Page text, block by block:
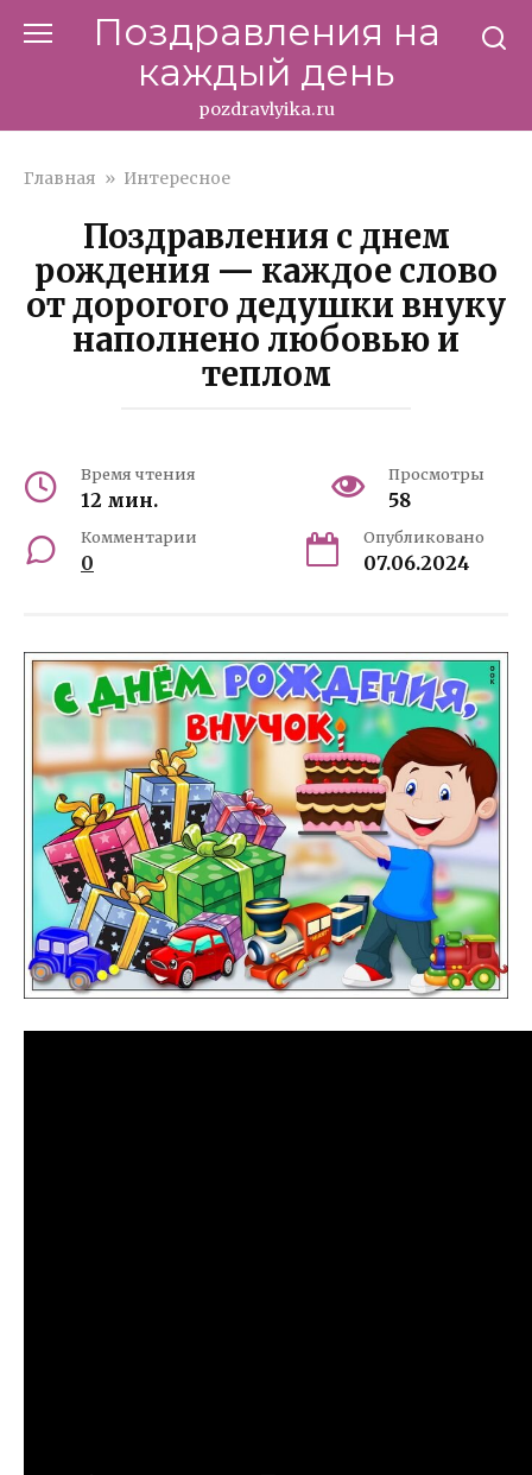
Поздравления на
каждый день
pozdravlyika.ru
Главная » Интересное
Поздравления с днем
рождения — каждое слово
от дорогого дедушки внуку
наполнено любовью и
теплом
Время чтения
12 мин.
Просмотры
58
Комментарии
0
Опубликовано
07.06.2024